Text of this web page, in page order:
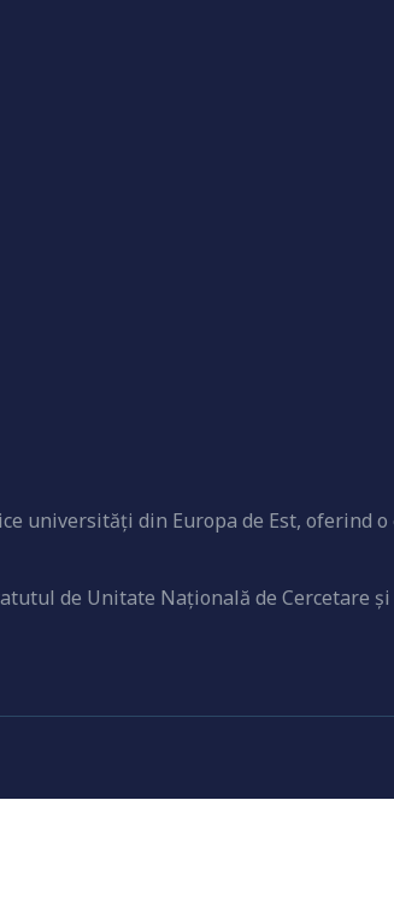
universităţi din Europa de Est,
de Unitate Naţională de Cercetare